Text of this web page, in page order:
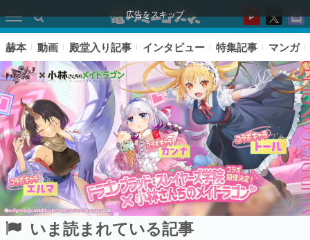
広告をスキップ
赫本 動画 殿堂入り記事 インタビュー 特集記事 マンガ
いま読まれている記事